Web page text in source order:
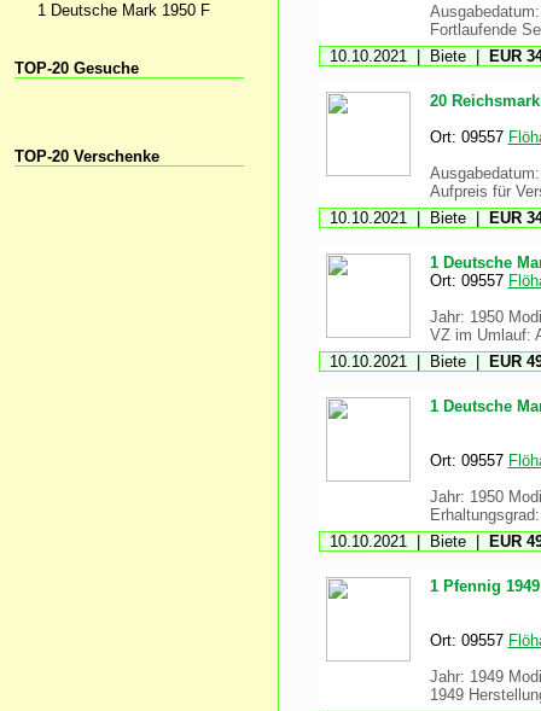
1 Deutsche Mark 1950 F
TOP-20 Gesuche
TOP-20 Verschenke
Fortlaufende
10.10.2021 | Biete |
EUR
20
Ort: 09557
Aufpreis für
10.10.2021 | Biete |
EUR
1 Deutsche
Ort: 09557
Jahr: 1950
VZ im Umlauf:
10.10.2021 | Biete |
EUR
1 Deutsche
Ort: 09557
Jahr: 1950
10.10.2021 | Biete |
EUR
1 Pfennig
Ort: 09557
Jahr: 1949
1949